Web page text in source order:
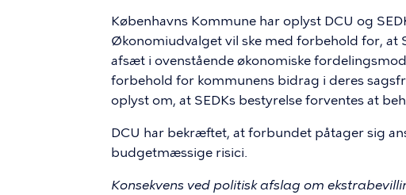
Københavns Kommune har oplyst DCU og
Økonomiudvalget vil ske med forbehold for, at
afsæt i ovenstående økonomiske
forbehold for kommunens bidrag i deres
oplyst om, at SEDKs bestyrelse forventes at
DCU har bekræftet, at forbundet påtager sig
budgetmæssige risici.
Konsekvens ved politisk afslag om